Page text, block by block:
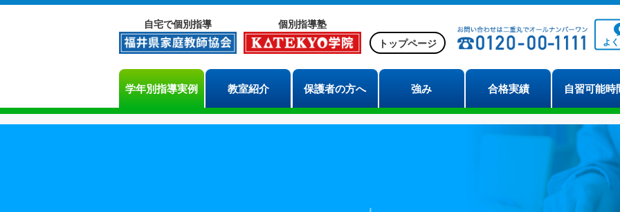
自宅で個別指導
個別指導塾
トップページ
よ
学年別指導実例 教室紹介 保護者の方へ 強み 合格実績 自習可能時